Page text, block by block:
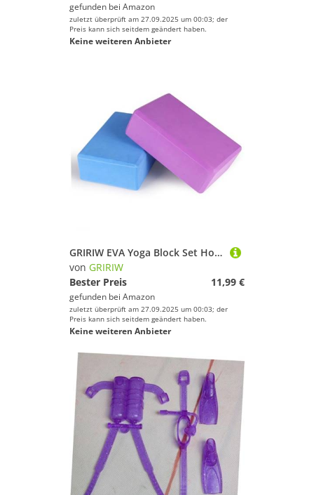
gefunden bei Amazon
zuletzt überprüft am 27.09.2025 um 00:03; der
Preis kann sich seitdem geändert haben.
Keine weiteren Anbieter
GRIRIW EVA Yoga Block Set Hochdichte Blöcke mit Hochelastischem Yoga Stretching Band für und Fortgeschrittene Unterstützung bei Dehnübungen und
von GRIRIW
Bester Preis
11,99 €
gefunden bei Amazon
zuletzt überprüft am 27.09.2025 um 00:03; der
Preis kann sich seitdem geändert haben.
Keine weiteren Anbieter